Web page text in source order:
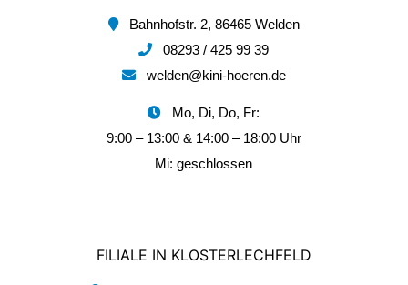
Bahnhofstr. 2, 86465 Welden
08293 / 425 99 39
welden@kini-hoeren.de
Mo, Di, Do, Fr:
9:00 – 13:00 & 14:00 – 18:00 Uhr
Mi: geschlossen
FILIALE IN KLOSTERLECHFELD